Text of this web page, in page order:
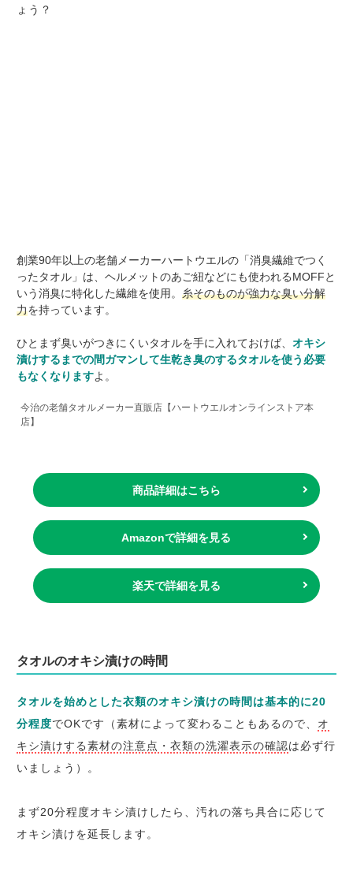
ょう？
創業90年以上の老舗メーカーハートウエルの「消臭繊維でつく
ったタオル」は、ヘルメットのあご紐などにも使われるMOFFと
いう消臭に特化した繊維を使用。糸そのものが強力な臭い分解
力を持っています。
ひとまず臭いがつきにくいタオルを手に入れておけば、オキシ
漬けするまでの間ガマンして生乾き臭のするタオルを使う必要
もなくなりますよ。
今治の老舗タオルメーカー直販店【ハートウエルオンラインストア本
店】
商品詳細はこちら
Amazonで詳細を見る
楽天で詳細を見る
タオルのオキシ漬けの時間
タオルを始めとした衣類のオキシ漬けの時間は基本的に20
分程度でOKです（素材によって変わることもあるので、 オ
キシ漬けする素材の注意点・衣類の洗濯表示の確認は必ず行
いましょう）。
まず20分程度オキシ漬けしたら、汚れの落ち具合に応じて
オキシ漬けを延長します。